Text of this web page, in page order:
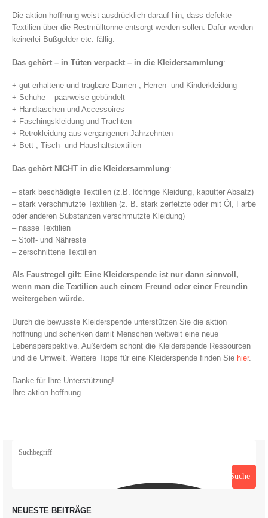
Die aktion hoffnung weist ausdrücklich darauf hin, dass defekte
Textilien über die Restmülltonne entsorgt werden sollen. Dafür werden
keinerlei Bußgelder etc. fällig.
Das gehört – in Tüten verpackt – in die Kleidersammlung:
+ gut erhaltene und tragbare Damen-, Herren- und Kinderkleidung
+ Schuhe – paarweise gebündelt
+ Handtaschen und Accessoires
+ Faschingskleidung und Trachten
+ Retrokleidung aus vergangenen Jahrzehnten
+ Bett-, Tisch- und Haushaltstextilien
Das gehört NICHT in die Kleidersammlung:
– stark beschädigte Textilien (z.B. löchrige Kleidung, kaputter Absatz)
– stark verschmutzte Textilien (z. B. stark zerfetzte oder mit Öl, Farbe
oder anderen Substanzen verschmutzte Kleidung)
– nasse Textilien
– Stoff- und Nähreste
– zerschnittene Textilien
Als Faustregel gilt: Eine Kleiderspende ist nur dann sinnvoll,
wenn man die Textilien auch einem Freund oder einer Freundin
weitergeben würde.
Durch die bewusste Kleiderspende unterstützen Sie die aktion
hoffnung und schenken damit Menschen weltweit eine neue
Lebensperspektive. Außerdem schont die Kleiderspende Ressourcen
und die Umwelt. Weitere Tipps für eine Kleiderspende finden Sie hier.
Danke für Ihre Unterstützung!
Ihre aktion hoffnung
Suche
NEUESTE BEITRÄGE